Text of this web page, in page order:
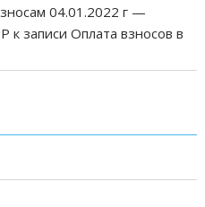
04.01.2022 г —
к записиОплата взносов в